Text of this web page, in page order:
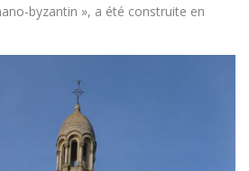
byzantin », a été construite en